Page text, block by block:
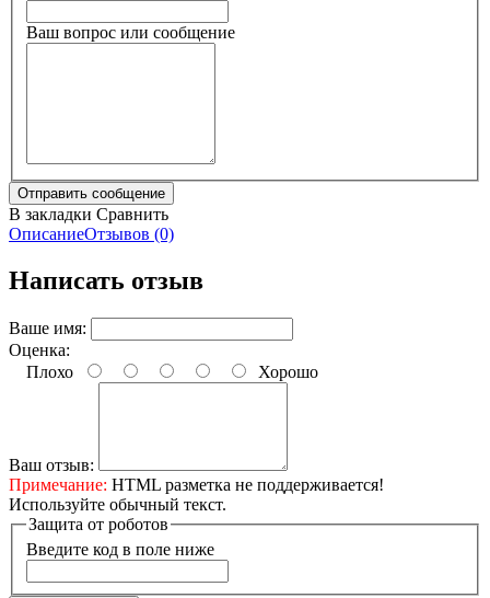
Ваш вопрос или сообщение
В закладки Сравнить
ОписаниеОтзывов (0)
Написать отзыв
Ваше имя:
Оценка:
Плохо
Хорошо
Ваш отзыв:
Примечание: HTML разметка не поддерживается!
Используйте обычный текст.
Защита от роботов
Введите код в поле ниже